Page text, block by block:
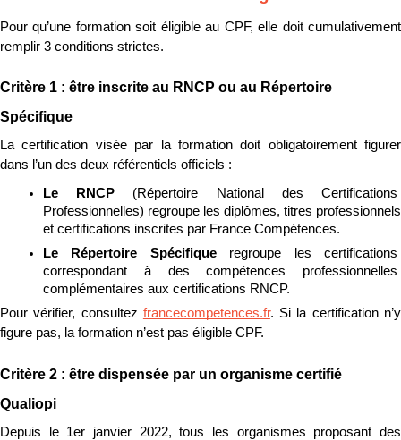
Pour qu’une formation soit éligible au CPF, elle doit cumulativement
remplir 3 conditions strictes.
Critère 1 : être inscrite au RNCP ou au Répertoire
Spécifique
La certification visée par la formation doit obligatoirement figurer
dans l’un des deux référentiels officiels :
Le RNCP (Répertoire National des Certifications
Professionnelles) regroupe les diplômes, titres professionnels
et certifications inscrites par France Compétences.
Le Répertoire Spécifique regroupe les certifications
correspondant à des compétences professionnelles
complémentaires aux certifications RNCP.
Pour vérifier, consultez francecompetences.fr. Si la certification n’y
figure pas, la formation n’est pas éligible CPF.
Critère 2 : être dispensée par un organisme certifié
Qualiopi
Depuis le 1er janvier 2022, tous les organismes proposant des